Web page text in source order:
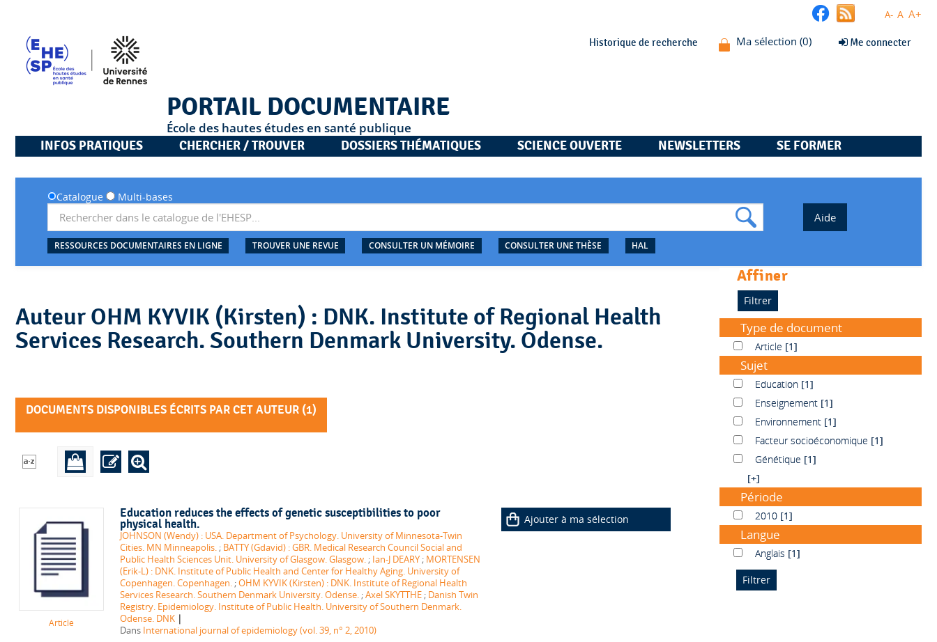
A- A A+
Historique de recherche Me connecter
PORTAIL DOCUMENTAIRE
École des hautes études en santé publique
INFOS PRATIQUES
CHERCHER / TROUVER DOSSIERS THÉMATIQUES SCIENCE OUVERTE NEWSLETTERS SE FORMER
Catalogue Multi-bases
RESSOURCES DOCUMENTAIRES EN LIGNE TROUVER UNE REVUE CONSULTER UN MÉMOIRE CONSULTER UNE THÈSE HAL
Auteur OHM KYVIK (Kirsten) : DNK. Institute of Regional Health
Services Research. Southern Denmark University. Odense.
DOCUMENTS DISPONIBLES ÉCRITS PAR CET AUTEUR (1)
Article
Education reduces the effects of genetic susceptibilities to poor
physical health.
JOHNSON (Wendy) : USA. Department of Psychology. University of Minnesota-Twin
Cities. MN Minneapolis. ; BATTY (Gdavid) : GBR. Medical Research Council Social and
Public Health Sciences Unit. University of Glasgow. Glasgow. ; Ian-J DEARY ; MORTENSEN
(Erik-L) : DNK. Institute of Public Health and Center for Healthy Aging. University of
Copenhagen. Copenhagen. ;OHM KYVIK (Kirsten) : DNK. Institute of Regional Health
Services Research. Southern Denmark University. Odense. ;Axel SKYTTHE ; Danish Twin
Registry. Epidemiology. Institute of Public Health. University of Southern Denmark.
Odense. DNK |
Dans International journal of epidemiology (vol. 39, n° 2, 2010)
Ajouter à ma sélection
affiner
Type de document
ArticleArticle [1]
Sujet
EducationEducation [1]
Enseignement
Enseignement [1]
Environnement
Environnement [1]
Facteur socioéconomique
Facteur socioéconomique [1]
Génétique
Génétique [1]
[+]
Période
20102010 [1]
Langue
AnglaisAnglais [1]